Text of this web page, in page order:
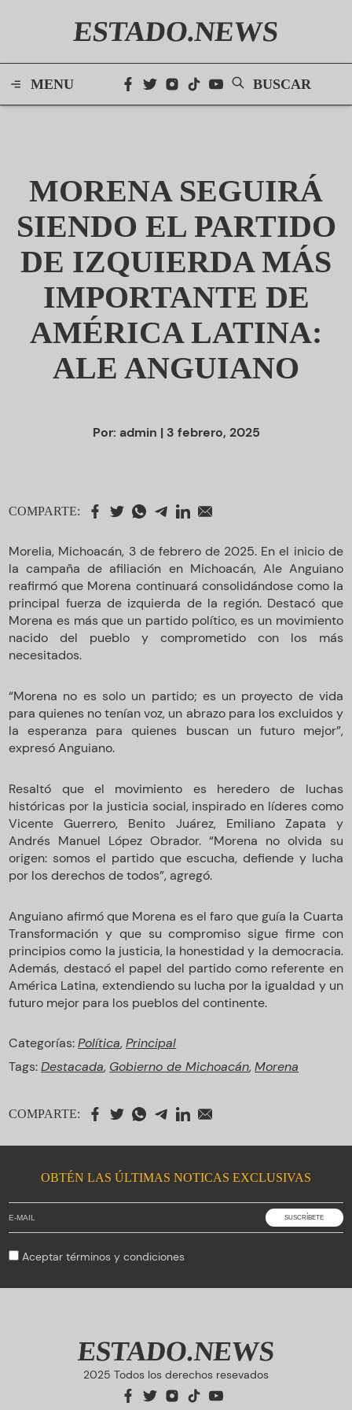
ESTADO.NEWS
MENU BUSCAR
MORENA SEGUIRÁ
SIENDO EL PARTIDO
DE IZQUIERDA MÁS
IMPORTANTE DE
AMÉRICA LATINA:
ALE ANGUIANO
Por: admin | 3 febrero, 2025
COMPARTE:
Morelia, Michoacán, 3 de febrero de 2025. En el inicio de
la campaña de afiliación en Michoacán, Ale Anguiano
reafirmó que Morena continuará consolidándose como la
principal fuerza de izquierda de la región. Destacó que
Morena es más que un partido político, es un movimiento
nacido del pueblo y comprometido con los más
necesitados.
“Morena no es solo un partido; es un proyecto de vida
para quienes no tenían voz, un abrazo para los excluidos y
la esperanza para quienes buscan un futuro mejor”,
expresó Anguiano.
Resaltó que el movimiento es heredero de luchas
históricas por la justicia social, inspirado en líderes como
Vicente Guerrero, Benito Juárez, Emiliano Zapata y
Andrés Manuel López Obrador. “Morena no olvida su
origen: somos el partido que escucha, defiende y lucha
por los derechos de todos”, agregó.
Anguiano afirmó que Morena es el faro que guía la Cuarta
Transformación y que su compromiso sigue firme con
principios como la justicia, la honestidad y la democracia.
Además, destacó el papel del partido como referente en
América Latina, extendiendo su lucha por la igualdad y un
futuro mejor para los pueblos del continente.
Categorías:Política,Principal
Tags:Destacada, Gobierno de Michoacán,Morena
COMPARTE:
OBTÉN LAS ÚLTIMAS NOTICAS EXCLUSIVAS
Aceptartérminos y condiciones
ESTADO.NEWS
2025 Todos los derechos resevados